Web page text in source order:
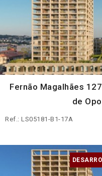
Fernão Magalhães
de
Ref.: LS05181-B1-17A